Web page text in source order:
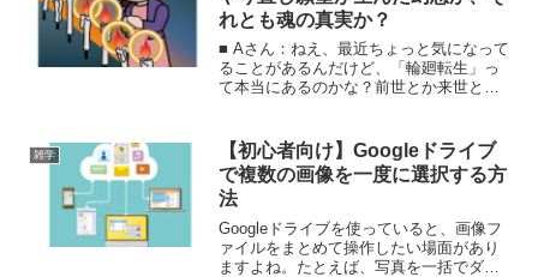
れとも魂の真実か？
■ Aさん：ねえ、最近ちょっと気になって
ることがあるんだけど、「輪廻転生」っ
て本当にあるのかな？前世とか来世と
いうか…。■ 私：うん、その感覚はよく
わかるよ。人生が思い...
雑学
【初心者向け】Googleドライブ
で複数の画像を一度に選択する方
法
Googleドライブを使っていると、画像フ
ァイルをまとめて操作したい場面があり
ますよね。たとえば、写真を一括でダウ